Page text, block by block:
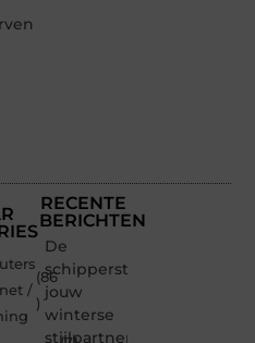
/
(86
)
RECENTE
BERICHTEN
De
schipperstrui
jouw
winterse
stijlpartner